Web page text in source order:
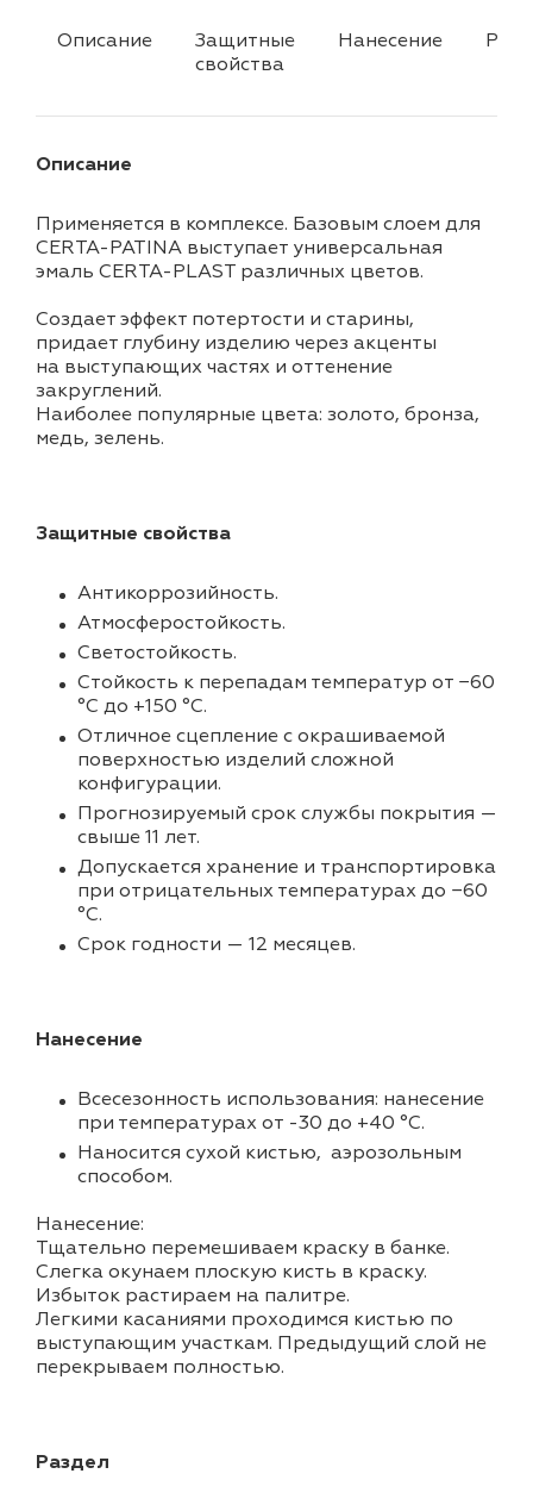
Описание
Защитные
свойства
Нанесение
Описание
Применяется в комплексе. Базовым слоем для
CERTA-PATINA выступает универсальная
эмаль CERTA-PLAST различных цветов.
Создает эффект потертости и старины,
придает глубину изделию через акценты
на выступающих частях и оттенение
закруглений.
Наиболее популярные цвета: золото, бронза,
медь, зелень.
Защитные свойства
Антикоррозийность.
Атмосферостойкость.
Светостойкость.
Стойкость к перепадам температур от −60
°С до +150 °С.
Отличное сцепление с окрашиваемой
поверхностью изделий сложной
конфигурации.
Прогнозируемый срок службы покрытия —
свыше 11 лет.
Допускается хранение и транспортировка
при отрицательных температурах до −60
°С.
Срок годности — 12 месяцев.
Нанесение
Всесезонность использования: нанесение
при температурах от -30 до +40 °С.
Наносится сухой кистью, аэрозольным
способом.
Нанесение:
Тщательно перемешиваем краску в банке.
Слегка окунаем плоскую кисть в краску.
Избыток растираем на палитре.
Легкими касаниями проходимся кистью по
выступающим участкам. Предыдущий слой не
перекрываем полностью.
Раздел